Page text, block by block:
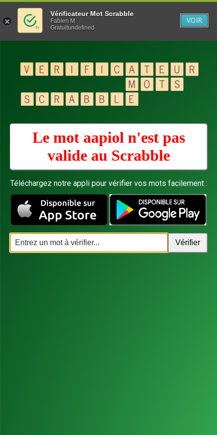
Le mot aapiol n'est pas
valide au Scrabble
Téléchargez notre appli pour vérifier vos mots facilement :
Vérificateur Mot Scrabble
Fabien M
Gratuitundefined
VOIR